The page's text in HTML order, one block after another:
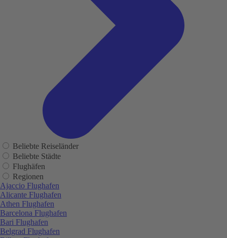
Beliebte Reiseländer
Beliebte Städte
Flughäfen
Regionen
Ajaccio Flughafen
Alicante Flughafen
Athen Flughafen
Barcelona Flughafen
Bari Flughafen
Belgrad Flughafen